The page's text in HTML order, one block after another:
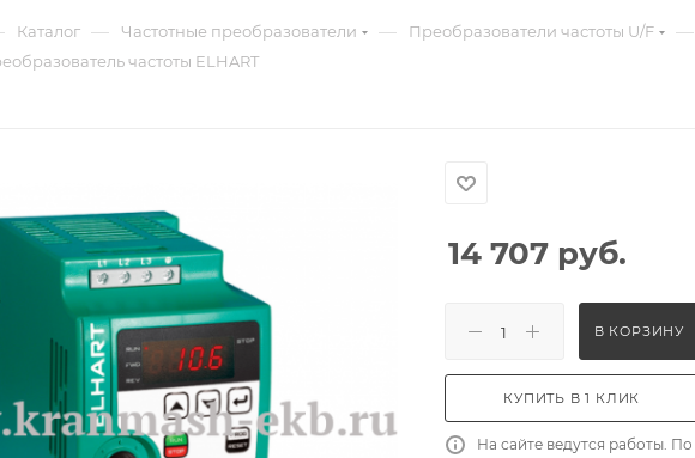
Каталог — Частотные преобразователи — Преобразователи частоты U/F —
частоты ELHART
14 707руб.
В КОРЗИНУ
КУПИТЬ В 1 КЛИК
На сайте ведутся работы. По